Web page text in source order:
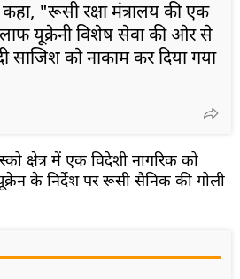
"रूसी रक्षा मंत्रालय की एक
यूक्रेनी विशेष सेवा की ओर से
को नाकाम कर दिया गया
क्षेत्र में एक विदेशी नागरिक को
के निर्देश पर रूसी सैनिक की गोली